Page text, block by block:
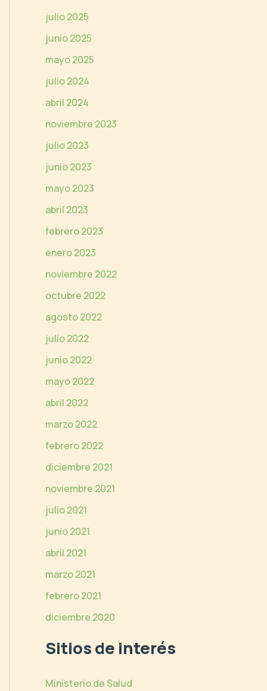
o
julio 2025
junio 2025
mayo 2025
julio 2024
abril 2024
noviembre 2023
julio 2023
junio 2023
mayo 2023
abril 2023
febrero 2023
enero 2023
noviembre 2022
octubre 2022
agosto 2022
julio 2022
junio 2022
mayo 2022
abril 2022
marzo 2022
febrero 2022
diciembre 2021
noviembre 2021
julio 2021
junio 2021
abril 2021
marzo 2021
febrero 2021
diciembre 2020
Sitios de interés
Ministerio de Salud